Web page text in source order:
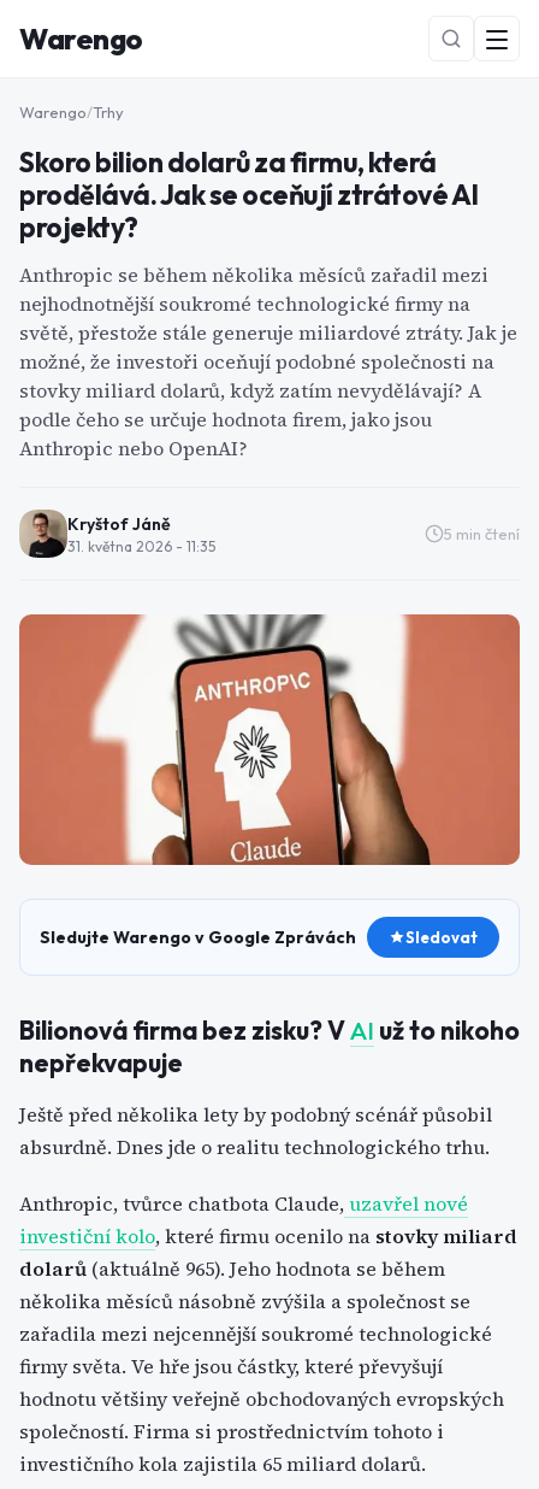
Warengo
NOVÉ
Warengo/Trhy
Skoro bilion dolarů za firmu, která
prodělává. Jak se oceňují ztrátové AI
projekty?
Anthropic se během několika měsíců zařadil mezi
nejhodnotnější soukromé technologické firmy na
světě, přestože stále generuje miliardové ztráty. Jak je
možné, že investoři oceňují podobné společnosti na
stovky miliard dolarů, když zatím nevydělávají? A
podle čeho se určuje hodnota firem, jako jsou
Anthropic nebo OpenAI?
Kryštof Jáně
31. května 2026 - 11:35
5 min čtení
Sledujte Warengo v Google Zprávách Sledovat
Bilionová firma bez zisku? VAI už to nikoho
nepřekvapuje
Ještě před několika lety by podobný scénář působil
absurdně. Dnes jde o realitu technologického trhu.
Anthropic, tvůrce chatbota Claude,uzavřel nové
investiční kolo, které firmu ocenilo na stovky miliard
dolarů (aktuálně 965). Jeho hodnota se během
několika měsíců násobně zvýšila a společnost se
zařadila mezi nejcennější soukromé technologické
firmy světa. Ve hře jsou částky, které převyšují
hodnotu většiny veřejně obchodovaných evropských
společností. Firma si prostřednictvím tohoto i
investičního kola zajistila 65 miliard dolarů.